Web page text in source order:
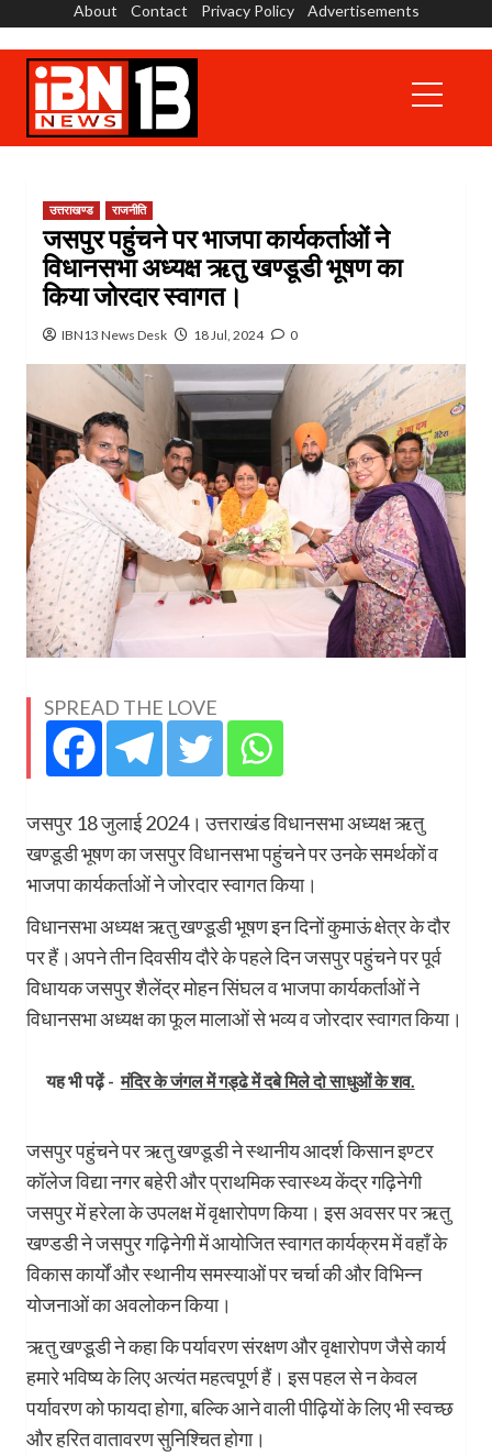
content
About Contact Privacy Policy Advertisements
Menu
उत्तराखण्ड राजनीति
जसपुर पहुंचने पर भाजपा कार्यकर्ताओं ने
विधानसभा अध्यक्ष ऋतु खण्डूडी भूषण का
किया जोरदार स्वागत।
IBN13 News Desk 18 Jul, 2024 0
SPREAD THE LOVE
जसपुर 18 जुलाई 2024। उत्तराखंड विधानसभा अध्यक्ष ऋतु
खण्डूडी भूषण का जसपुर विधानसभा पहुंचने पर उनके समर्थकों व
भाजपा कार्यकर्ताओं ने जोरदार स्वागत किया।
विधानसभा अध्यक्ष ऋतु खण्डूडी भूषण इन दिनों कुमाऊं क्षेत्र के दौर
पर हैं।अपने तीन दिवसीय दौरे के पहले दिन जसपुर पहुंचने पर पूर्व
विधायक जसपुर शैलेंद्र मोहन सिंघल व भाजपा कार्यकर्ताओं ने
विधानसभा अध्यक्ष का फूल मालाओं से भव्य व जोरदार स्वागत किया।
यह भी पढ़ें - मंदिर के जंगल में गड्ढे में दबे मिले दो साधुओं के शव.
जसपुर पहुंचने पर ऋतु खण्डूडी ने स्थानीय आदर्श किसान इण्टर
कॉलेज विद्या नगर बहेरी और प्राथमिक स्वास्थ्य केंद्र गढ़िनेगी
जसपुर में हरेला के उपलक्ष में वृक्षारोपण किया। इस अवसर पर ऋतु
खण्डडी ने जसपुर गढ़िनेगी में आयोजित स्वागत कार्यक्रम में वहाँ के
विकास कार्यों और स्थानीय समस्याओं पर चर्चा की और विभिन्न
योजनाओं का अवलोकन किया।
ऋतु खण्डूडी ने कहा कि पर्यावरण संरक्षण और वृक्षारोपण जैसे कार्य
हमारे भविष्य के लिए अत्यंत महत्वपूर्ण हैं। इस पहल से न केवल
पर्यावरण को फायदा होगा, बल्कि आने वाली पीढ़ियों के लिए भी स्वच्छ
और हरित वातावरण सुनिश्चित होगा।